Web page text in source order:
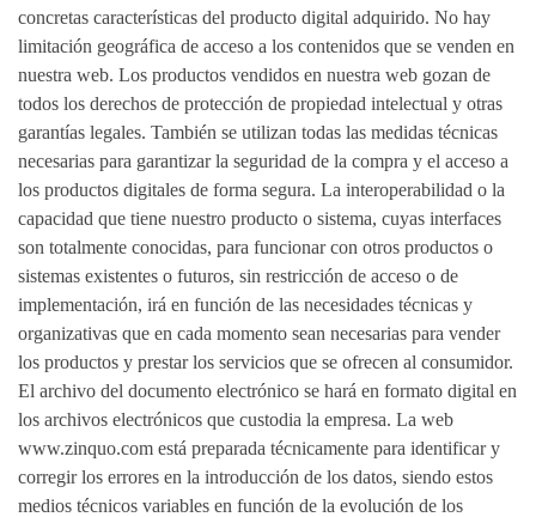
concretas características del producto digital adquirido. No hay
limitación geográfica de acceso a los contenidos que se venden en
nuestra web. Los productos vendidos en nuestra web gozan de
todos los derechos de protección de propiedad intelectual y otras
garantías legales. También se utilizan todas las medidas técnicas
necesarias para garantizar la seguridad de la compra y el acceso a
los productos digitales de forma segura. La interoperabilidad o la
capacidad que tiene nuestro producto o sistema, cuyas interfaces
son totalmente conocidas, para funcionar con otros productos o
sistemas existentes o futuros, sin restricción de acceso o de
implementación, irá en función de las necesidades técnicas y
organizativas que en cada momento sean necesarias para vender
los productos y prestar los servicios que se ofrecen al consumidor.
El archivo del documento electrónico se hará en formato digital en
los archivos electrónicos que custodia la empresa. La web
www.zinquo.com está preparada técnicamente para identificar y
corregir los errores en la introducción de los datos, siendo estos
medios técnicos variables en función de la evolución de los